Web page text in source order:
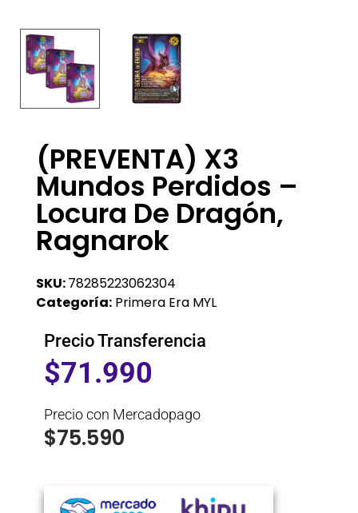
(PREVENTA) X3
Mundos Perdidos –
Locura De Dragón,
Ragnarok
SKU:78285223062304
Categoría: Primera Era MYL
Precio Transferencia
$71.990
Precio con Mercadopago
$75.590